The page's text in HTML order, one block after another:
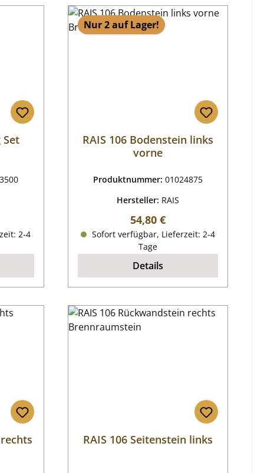
Set
2-4
Nur 2 auf Lager!
RAIS 106 Bodenstein links
vorne
Produktnummer: 01024875
Hersteller: RAIS
Regulärer Preis:
54,80 €
Sofort verfügbar, Lieferzeit: 2-4
Tage
Details
RAIS 106 Seitenstein links